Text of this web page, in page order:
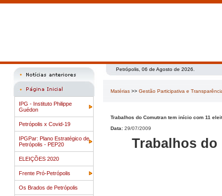
IPG - Instituto Philippe
Guédon
Petrópolis x Covid-19
IPGPar: Plano Estratégico de
Petrópolis - PEP20
ELEIÇÕES 2020
Frente Pró-Petrópolis
Os Brados de Petrópolis
Petrópolis, 06 de Agosto de 2026.
Matérias >> Gestão Participativa e
Trabalhos do Comutran tem início com 11
Data: 29/07/2009
Trabalhos